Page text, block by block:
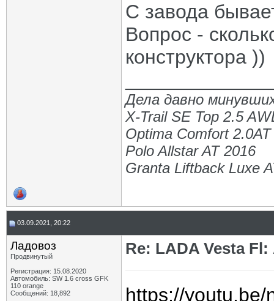
С завода
Вопрос -
конструктора ))
Дела давно
X-Trail SE Top 2.5
Optima Comfort
Polo Allstar AT 2016
Granta Liftback Luxe
03.09.2021, 20:22
Ладовоз
Продвинутый
Регистрация: 15.08.2020
Автомобиль: SW 1.6 cross GFK
110 orange
Сообщений: 18,892
Re: LADA Vesta
https://youtu.be/